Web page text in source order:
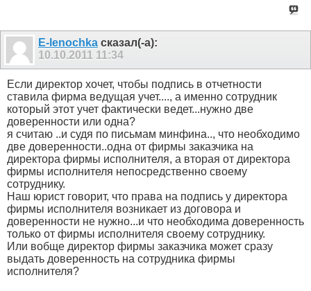
E-lenochka сказал(-а):
10.10.2011 11:34
Если директор хочет, чтобы подпись в отчетности
ставила фирма ведущая учет...., а именно сотрудник
который этот учет фактически ведет...нужно две
доверенности или одна?
я считаю ..и судя по письмам минфина.., что необходимо
две доверенности..одна от фирмы заказчика на
директора фирмы исполнителя, а вторая от директора
фирмы исполнителя непосредственно своему
сотруднику.
Наш юрист говорит, что права на подпись у директора
фирмы исполнителя возникает из договора и
доверенности не нужно...и что необходима доверенность
только от фирмы исполнителя своему сотруднику.
Или вобще директор фирмы заказчика может сразу
выдать доверенность на сотрудника фирмы
исполнителя?